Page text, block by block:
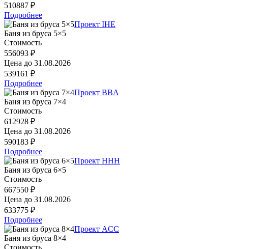
510887 ₽
Подробнее
Проект IHE
Баня из бруса 5×5
Стоимость
556093 ₽
Цена до 31.08.2026
539161 ₽
Подробнее
Проект BBA
Баня из бруса 7×4
Стоимость
612928 ₽
Цена до 31.08.2026
590183 ₽
Подробнее
Проект HHH
Баня из бруса 6×5
Стоимость
667550 ₽
Цена до 31.08.2026
633775 ₽
Подробнее
Проект ACC
Баня из бруса 8×4
Стоимость